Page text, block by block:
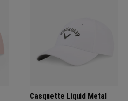
Casquette Liquid Metal